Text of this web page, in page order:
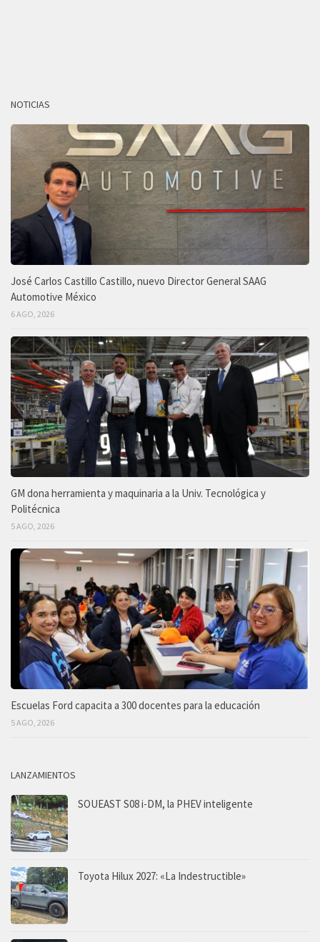
NOTICIAS
José Carlos Castillo Castillo, nuevo Director General SAAG
Automotive México
6 AGO, 2026
GM dona herramienta y maquinaria a la Univ. Tecnológica y
Politécnica
5 AGO, 2026
Escuelas Ford capacita a 300 docentes para la educación
5 AGO, 2026
LANZAMIENTOS
SOUEAST S08 i-DM, la PHEV inteligente
Toyota Hilux 2027: «La Indestructible»